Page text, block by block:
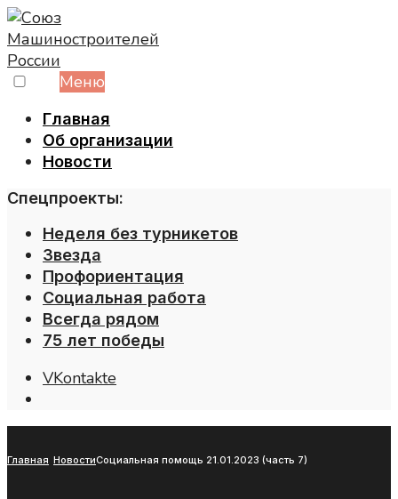
Skip
to
content
Меню
Главная
Об организации
Новости
Спецпроекты:
Неделя без турникетов
Звезда
Профориентация
Социальная работа
Всегда рядом
75 лет победы
VKontakte
Главная НовостиСоциальная помощь 21.01.2023 (часть 7)